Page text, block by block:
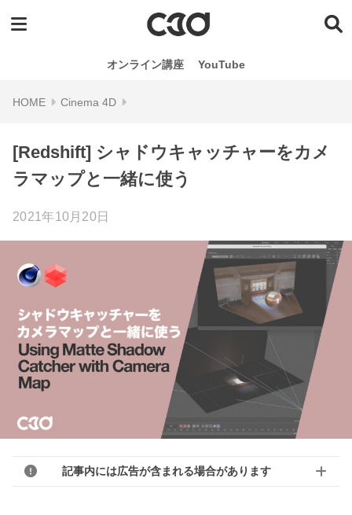
オンライン講座 YouTube
Cinema 4D
[Redshift] シャドウキャッチャーをカメ
ラマップと一緒に使う
2021年10月20日
記事内には広告が含まれる場合があります